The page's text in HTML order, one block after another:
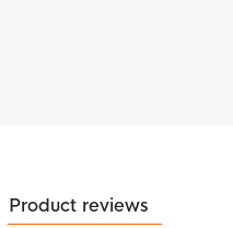
Product reviews